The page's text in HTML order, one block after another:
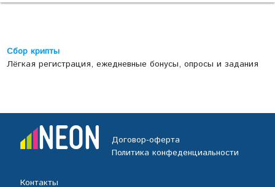
Сбор крипты
Лёгкая регистрация, ежедневные бонусы, опросы и задания
Договор-оферта
Политика конфеденциальности
Контакты